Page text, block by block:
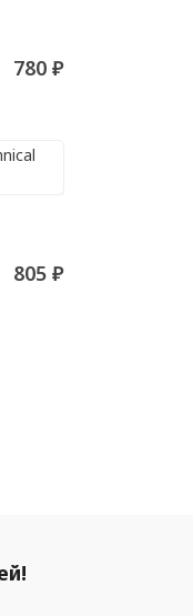
780 ₽
805 ₽